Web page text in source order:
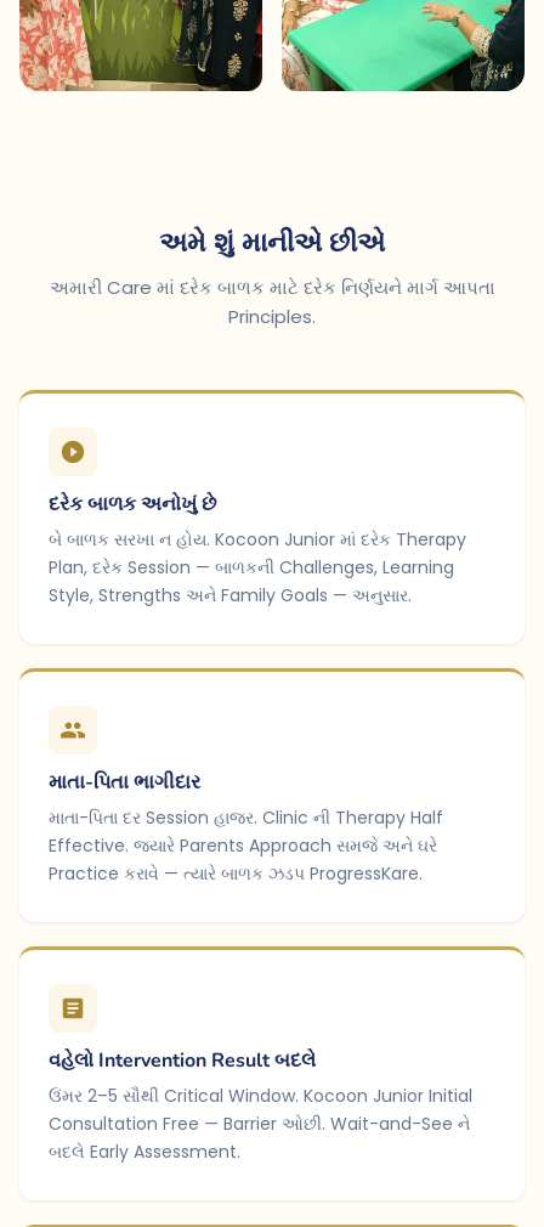
અમે શું માનીએ છીએ
અમારી Care માં દરેક બાળક માટે દરેક નિર્ણયને માર્ગ આપતા
Principles.
દરેક બાળક અનોખું છે
બે બાળક સરખા ન હોય. Kocoon Junior માં દરેક Therapy
Plan, દરેક Session — બાળકની Challenges, Learning
Style, Strengths અને Family Goals — અનુસાર.
માતા-પિતા ભાગીદાર
માતા-પિતા દર Session હાજર. Clinic ની Therapy Half
Effective. જ્યારે Parents Approach સમજે અને ઘરે
Practice કરાવે — ત્યારે બાળક ઝડપ ProgressKare.
વહેલો Intervention Result બદલે
ઉંમર 2–5 સૌથી Critical Window. Kocoon Junior Initial
Consultation Free — Barrier ઓછી. Wait-and-See ને
બદલે Early Assessment.